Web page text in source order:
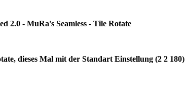
2.0 - MuRa's Seamless - Tile Rotate
dieses Mal mit der Standart Einstellung (2 2 180)